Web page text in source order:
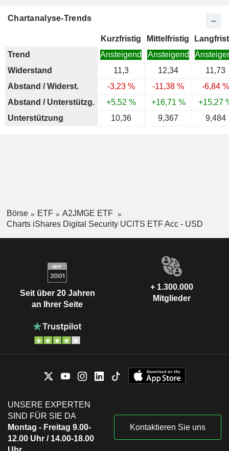
Chartanalyse-Trends
Kurzfristig Mittelfristig
Trend
Ansteigend Ansteigend
Widerstand
11,3 12,34
11,73
Abstand / Widerst.
-3,23 % -11,38 %
-6,84 %
Abstand / Unterstützg.
+5,52 % +16,71 %
+15,27
Unterstützung
10,36 9,367 9,484
Börse ETF
A2JMGE ETF
Charts iShares Digital Security UCITS ETF Acc - USD
Seit über 20 Jahren
an Ihrer Seite
+ 1.300.000
Mitglieder
UNSERE EXPERTEN
SIND FÜR SIE DA
Montag - Freitag 9.00-
12.00 Uhr / 14.00-18.00
Kontaktieren Sie uns